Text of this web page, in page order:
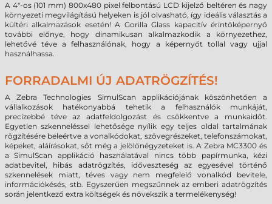
A 4"-os (101 mm) 800x480 pixel felbontású LCD kijelző beltéren és nagy
környezeti megvilágítású helyeken is jól olvasható, így ideális választás a
kültéri alkalmazások esetén! A Gorilla Glass kapacitív érintőképernyő
további előnye, hogy dinamikusan alkalmazkodik a környezethez,
lehetővé téve a felhasználónak, hogy a képernyőt tollal vagy ujjal
használhassa.
FORRADALMI ÚJ ADATRÖGZÍTÉS!
A Zebra Technologies SimulScan applikációjának köszönhetően a
vállalkozások hatékonyabbá tehetik a felhasználók munkáját,
precízebbé téve az adatfeldolgozást és csökkentve a munkaidőt.
Egyetlen szkenneléssel lehetősége nyílik egy teljes oldal tartalmának
rögzítésére beleértve a vonalkódokat, szövegrészeket, telefonszámokat,
képeket, aláírásokat, sőt még a jelölőnégyzeteket is. A Zebra MC3300 és
a SimulScan applikáció használatával nincs több papírmunka, kézi
adatbevitel, hibás adatrögzítés, időveszteség az egyesével történő
szkennelések miatt, téves vagy nem megfelelő vonalkód bevitele,
információkésés, stb. Egyszerűen megszűnnek az emberi adatrögzítés
során jelentkező extra költségek és növekszik a termelékenység!